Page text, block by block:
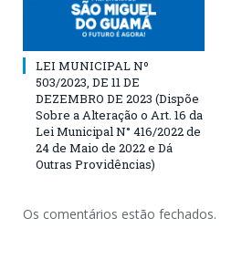
LEI MUNICIPAL Nº
503/2023, DE 11 DE
DEZEMBRO DE 2023 (Dispõe
Sobre a Alteração o Art. 16 da
Lei Municipal N° 416/2022 de
24 de Maio de 2022 e Dá
Outras Providências)
Os comentários estão fechados.